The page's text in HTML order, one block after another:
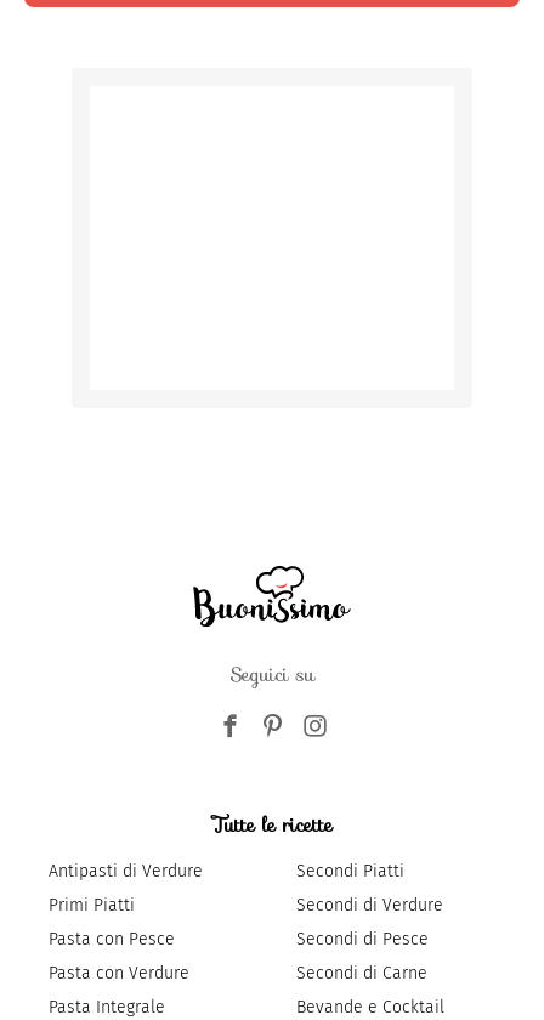
Seguici su
Tutte le ricette
Antipasti di Verdure
Primi Piatti
Pasta con Pesce
Pasta con Verdure
Pasta Integrale
Secondi Piatti
Secondi di Verdure
Secondi di Pesce
Secondi di Carne
Bevande e Cocktail